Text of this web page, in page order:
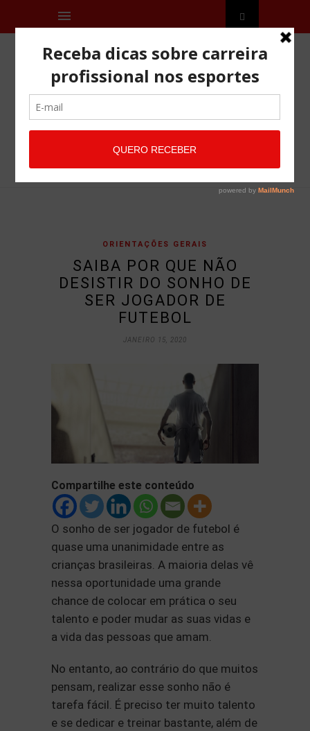
ORIENTAÇÕES GERAIS
SAIBA POR QUE NÃO
DESISTIR DO SONHO DE
SER JOGADOR DE
FUTEBOL
JANEIRO 15, 2020
Compartilhe este conteúdo
O sonho de ser jogador de futebol é
quase uma unanimidade entre as
crianças brasileiras. A maioria delas vê
nessa oportunidade uma grande
chance de colocar em prática o seu
talento e poder mudar as suas vidas e
a vida das pessoas que amam.
No entanto, ao contrário do que muitos
pensam, realizar esse sonho não é
tarefa fácil. É preciso ter muito talento
e se dedicar e treinar bastante, além de